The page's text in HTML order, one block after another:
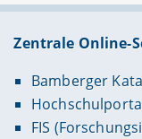
Zentrale Online-
Bamberger
FIS